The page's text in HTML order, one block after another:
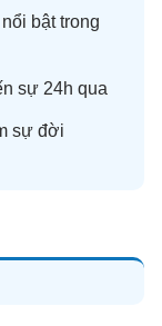
nổi bật trong
sự 24h qua
sự đời